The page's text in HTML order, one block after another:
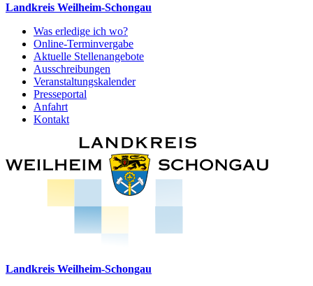
Landkreis Weilheim-Schongau
Was erledige ich wo?
Online-Terminvergabe
Aktuelle Stellenangebote
Ausschreibungen
Veranstaltungskalender
Presseportal
Anfahrt
Kontakt
Landkreis Weilheim-Schongau